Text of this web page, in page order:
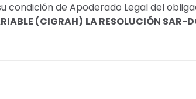
condición de Apoderado Legal del
(CIGRAH) LA RESOLUCIÓN